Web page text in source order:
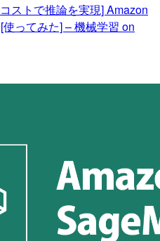
ストで推論を実現] Amazon
ってみた] – 機械学習 on